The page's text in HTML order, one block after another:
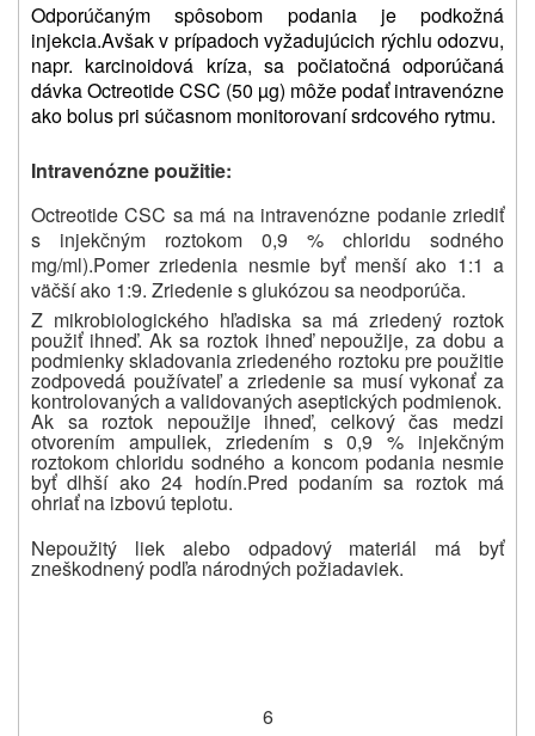
Odporúčaným spôsobom podania je podkožná
injekcia.Avšak v prípadoch vyžadujúcich rýchlu odozvu,
napr. karcinoidová kríza, sa počiatočná odporúčaná
dávka Octreotide CSC (50 µg) môže podať intravenózne
ako bolus pri súčasnom monitorovaní srdcového rytmu.
Intravenózne použitie:
Octreotide CSC sa má na intravenózne podanie zriediť
s injekčným roztokom 0,9 % chloridu sodného
mg/ml).Pomer zriedenia nesmie byť menší ako 1:1 a
väčší ako 1:9. Zriedenie s glukózou sa neodporúča.
Z mikrobiologického hľadiska sa má zriedený roztok
použiť ihneď. Ak sa roztok ihneď nepoužije, za dobu a
podmienky skladovania zriedeného roztoku pre použitie
zodpovedá používateľ a zriedenie sa musí vykonať za
kontrolovaných a validovaných aseptických podmienok.
Ak sa roztok nepoužije ihneď, celkový čas medzi
otvorením ampuliek, zriedením s 0,9 % injekčným
roztokom chloridu sodného a koncom podania nesmie
byť dlhší ako 24 hodín.Pred podaním sa roztok má
ohriať na izbovú teplotu.
Nepoužitý liek alebo odpadový materiál má byť
zneškodnený podľa národných požiadaviek.
6